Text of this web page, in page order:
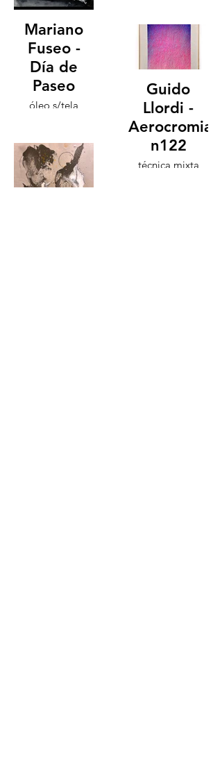
Mariano
Fuseo -
Día de
Paseo
óleo s/tela
Guido
Llordi -
Aerocromia
n122
técnica mixta